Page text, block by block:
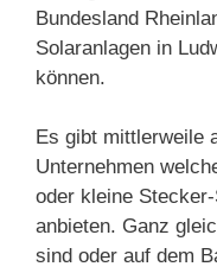
Bundesland
Solaranlagen in
können.
Es gibt mittlerweile
Unternehmen
oder kleine
anbieten. Ganz
sind oder auf dem